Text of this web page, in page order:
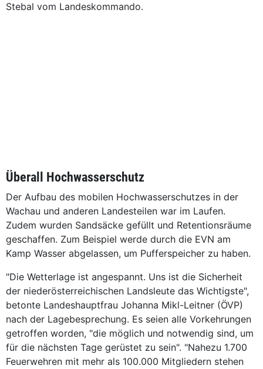
Stebal vom Landeskommando.
Überall Hochwasserschutz
Der Aufbau des mobilen Hochwasserschutzes in der
Wachau und anderen Landesteilen war im Laufen.
Zudem wurden Sandsäcke gefüllt und Retentionsräume
geschaffen. Zum Beispiel werde durch die EVN am
Kamp Wasser abgelassen, um Pufferspeicher zu haben.
"Die Wetterlage ist angespannt. Uns ist die Sicherheit
der niederösterreichischen Landsleute das Wichtigste",
betonte Landeshauptfrau Johanna Mikl-Leitner (ÖVP)
nach der Lagebesprechung. Es seien alle Vorkehrungen
getroffen worden, "die möglich und notwendig sind, um
für die nächsten Tage gerüstet zu sein". "Nahezu 1.700
Feuerwehren mit mehr als 100.000 Mitgliedern stehen